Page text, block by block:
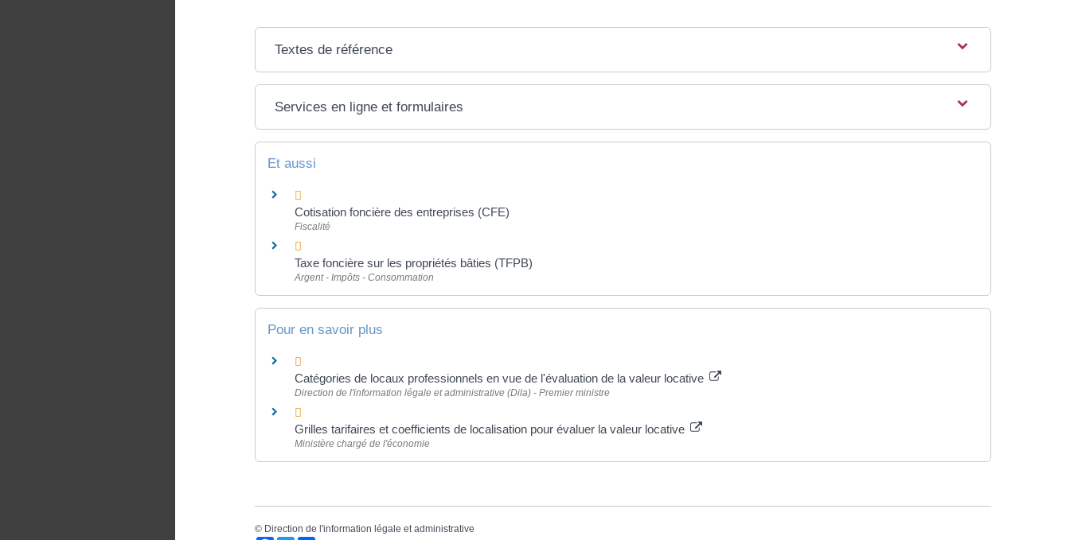
Textes de référence
Services en ligne et formulaires
Et aussi
Cotisation foncière des entreprises (CFE)
Fiscalité
Taxe foncière sur les propriétés bâties (TFPB)
Argent - Impôts - Consommation
Pour en savoir plus
Catégories de locaux professionnels en vue de l'évaluation de la valeur locative
Direction de l'information légale et administrative (Dila) - Premier ministre
Grilles tarifaires et coefficients de localisation pour évaluer la valeur locative
Ministère chargé de l'économie
© Direction de l'information légale et administrative